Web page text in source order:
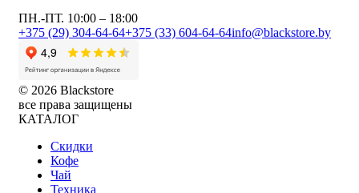
ПН.-ПТ. 10:00 – 18:00
+375 (29) 304-64-64+375 (33) 604-64-64info@blackstore.by
© 2026 Blackstore
все права защищены
КАТАЛОГ
Скидки
Кофе
Чай
Техника